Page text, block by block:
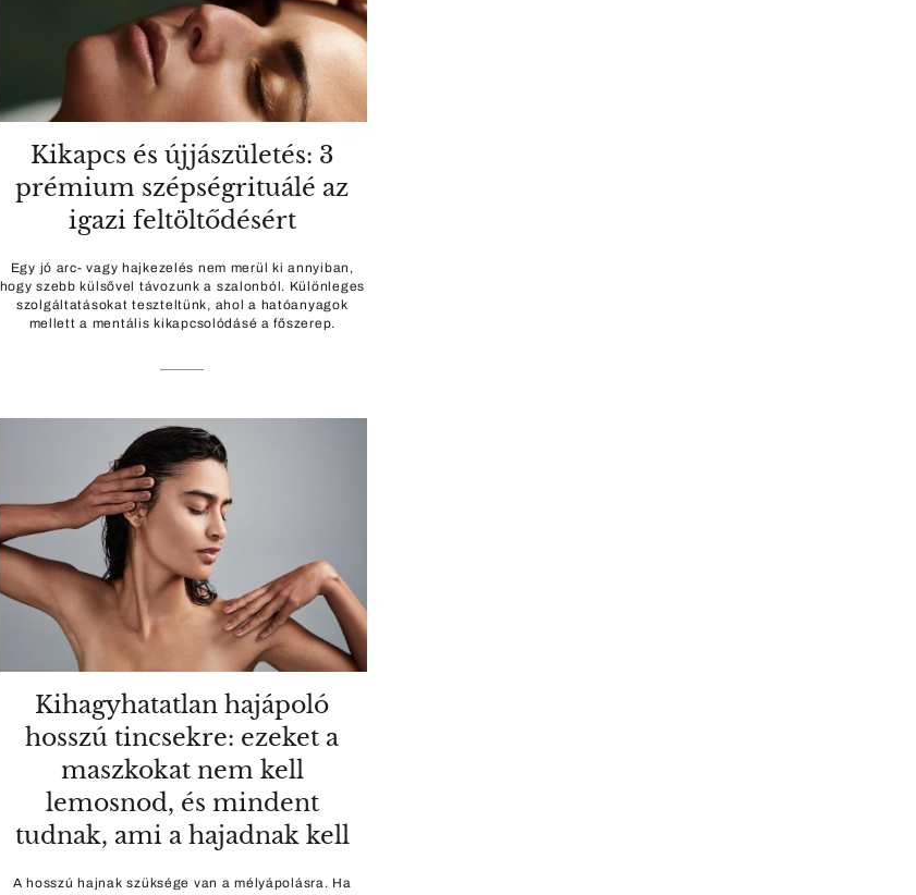
Kikapcs és újjászületés: 3
prémium szépségrituálé az
igazi feltöltődésért
Egy jó arc- vagy hajkezelés nem merül ki annyiban,
hogy szebb külsővel távozunk a szalonból. Különleges
szolgáltatásokat teszteltünk, ahol a hatóanyagok
mellett a mentális kikapcsolódásé a főszerep.
Kihagyhatatlan hajápoló
hosszú tincsekre: ezeket a
maszkokat nem kell
lemosnod, és mindent
tudnak, ami a hajadnak kell
A hosszú hajnak szüksége van a mélyápolásra. Ha